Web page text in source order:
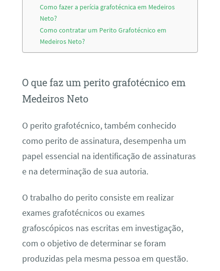
Como fazer a perícia grafotécnica em Medeiros
Neto?
Como contratar um Perito Grafotécnico em
Medeiros Neto?
O que faz um perito grafotécnico em
Medeiros Neto
O perito grafotécnico, também conhecido
como perito de assinatura, desempenha um
papel essencial na identificação de assinaturas
e na determinação de sua autoria.
O trabalho do perito consiste em realizar
exames grafotécnicos ou exames
grafoscópicos nas escritas em investigação,
com o objetivo de determinar se foram
produzidas pela mesma pessoa em questão.